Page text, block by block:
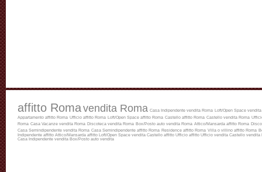
affitto Romavendita Roma Casa Indipendente vendita Roma
Loft/Open Space
Appartamento affitto Roma
Ufficio affitto Roma Loft/Open Space affitto Roma Castello affitto Roma Castello vendita Roma
Roma Casa Vacanze vendita Roma Discoteca vendita Roma Box/Posto auto vendita Roma Attico/Mansarda affitto Roma
Casa Semindipendente vendita Roma Casa Semindipendente affitto Roma Residence affitto Roma Villa o villino affitto Roma
Indipendente affitto Attico/Mansarda affitto Loft/Open Space vendita Castello affitto Ufficio affitto Ufficio vendita Castello vendita
Casa Indipendente vendita Box/Posto auto vendita